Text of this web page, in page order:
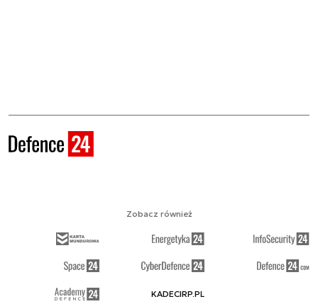
Zobacz również
KADECIRP.PL